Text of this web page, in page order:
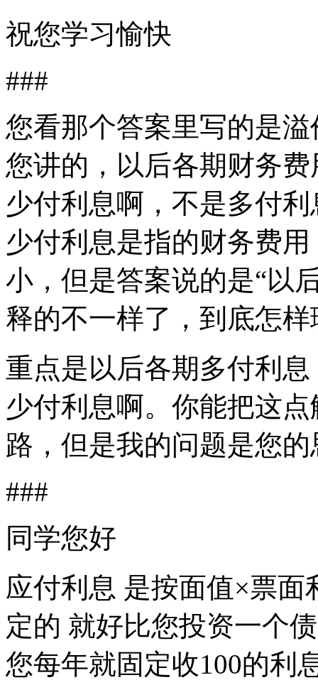
祝您学习愉快
###
您看那个答案里写的是
您讲的，以后各期财务
少付利息啊，不是多付
少付利息是指的财务费
小，但是答案说的是“以
释的不一样了，到底怎
重点是以后各期多付利
少付利息啊。你能把这
路，但是我的问题是您
###
同学您好
应付利息 是按面值×票
定的 就好比您投资一个
您每年就固定收100的利